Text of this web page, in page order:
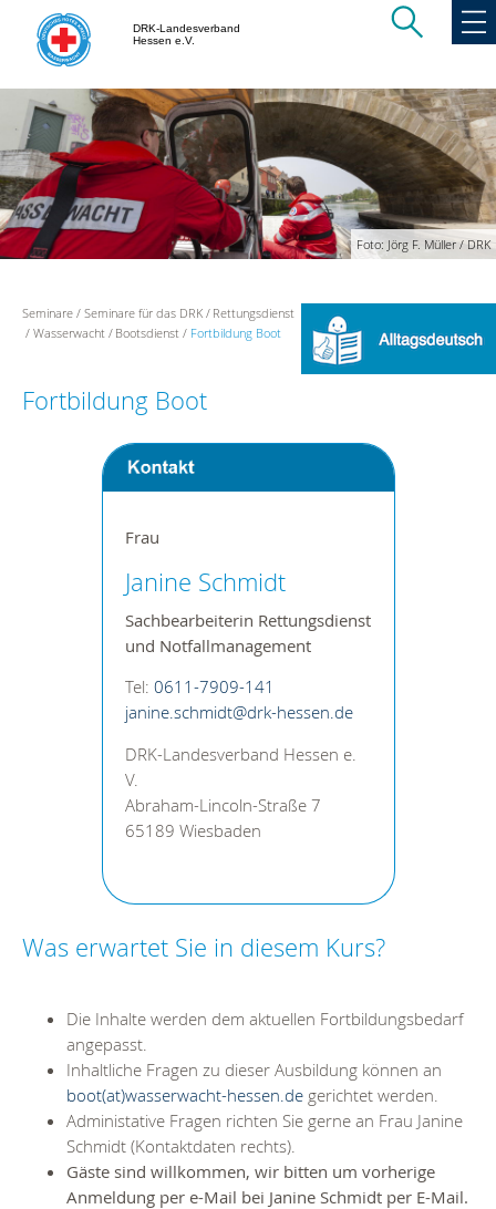
DRK-Landesverband
Hessen e.V.
Foto: Jörg F. Müller / DRK
Seminare Seminare für das DRK
Rettungsdienst
Wasserwacht
Bootsdienst Fortbildung Boot
Fortbildung Boot
Frau
Janine Schmidt
Sachbearbeiterin Rettungsdienst
und Notfallmanagement
Tel: 0611-7909-141
janine.schmidt@drk-hessen.de
DRK-Landesverband Hessen e.
V.
Abraham-Lincoln-Straße 7
65189 Wiesbaden
Was erwartet Sie in diesem Kurs?
Die Inhalte werden dem aktuellen Fortbildungsbedarf
angepasst.
Inhaltliche Fragen zu dieser Ausbildung können an
boot(at)wasserwacht-hessen.de gerichtet werden.
Administative Fragen richten Sie gerne an Frau Janine
Schmidt (Kontaktdaten rechts).
Gäste sind willkommen, wir bitten um vorherige
Anmeldung per e-Mail bei Janine Schmidt per E-Mail.